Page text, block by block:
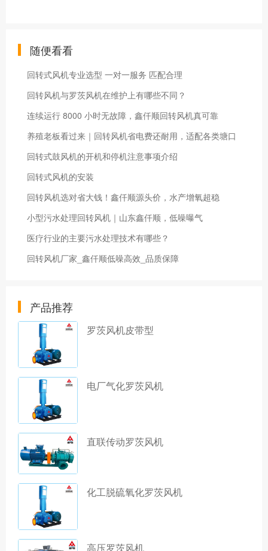
随便看看
回转式风机专业选型 一对一服务 匹配合理
回转风机与罗茨风机在维护上有哪些不同？
连续运行 8000 小时无故障，鑫仟顺回转风机真可靠
养殖老板看过来｜回转风机省电费还耐用，适配各类塘口
回转式鼓风机的开机和停机注意事项介绍
回转式风机的安装
回转风机选对省大钱！鑫仟顺源头价，水产增氧超稳
小型污水处理回转风机｜山东鑫仟顺，低噪曝气
医疗行业的主要污水处理技术有哪些？
回转风机厂家_鑫仟顺低噪高效_品质保障
产品推荐
罗茨风机皮带型
电厂气化罗茨风机
直联传动罗茨风机
化工脱硫氧化罗茨风机
高压罗茨风机